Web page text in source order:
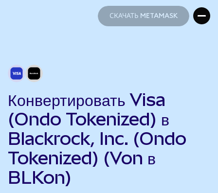
СКАЧАТЬ METAMASK
Конвертировать Visa
(Ondo Tokenized) в
Blackrock, Inc. (Ondo
Tokenized) (Von в
BLKon)